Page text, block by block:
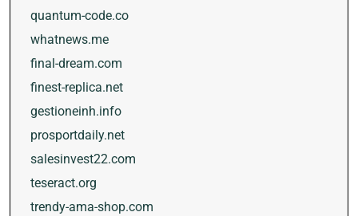
quantum-code.co
whatnews.me
final-dream.com
finest-replica.net
gestioneinh.info
prosportdaily.net
salesinvest22.com
teseract.org
trendy-ama-shop.com